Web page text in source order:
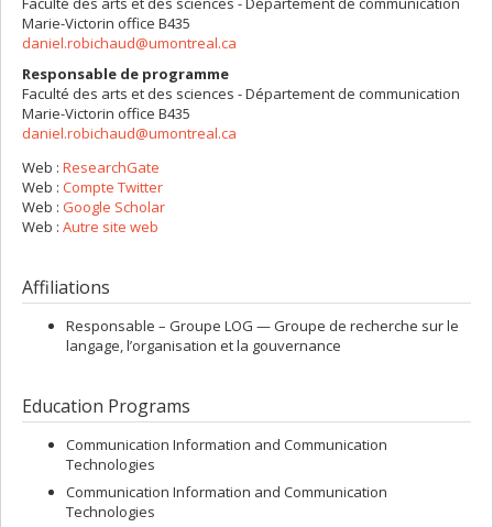
Marie-Victorin office B435
daniel.robichaud@umontreal.ca
Responsable de programme
Faculté des arts et des sciences - Département de communication
Marie-Victorin office B435
daniel.robichaud@umontreal.ca
Web : ResearchGate
Web : Compte Twitter
Web : Google Scholar
Web : Autre site web
Affiliations
Responsable – Groupe LOG — Groupe de recherche sur le
langage, l’organisation et la gouvernance
Education Programs
Communication Information and Communication
Technologies
Communication Information and Communication
Technologies